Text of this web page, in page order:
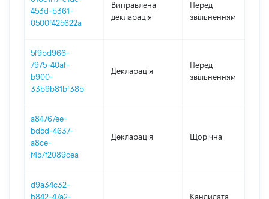
453d-b361-
0500f425622a
Виправлена
декларація
Перед
звільненням
5f9bd966-
7975-40af-
b900-
33b9b81bf38b
Декларація
Перед
звільненням
a84767ee-
bd5d-4637-
a8ce-
f457f2089cea
Декларація Щорічна
d9a34c32-
b842-47a2-
Кандидата